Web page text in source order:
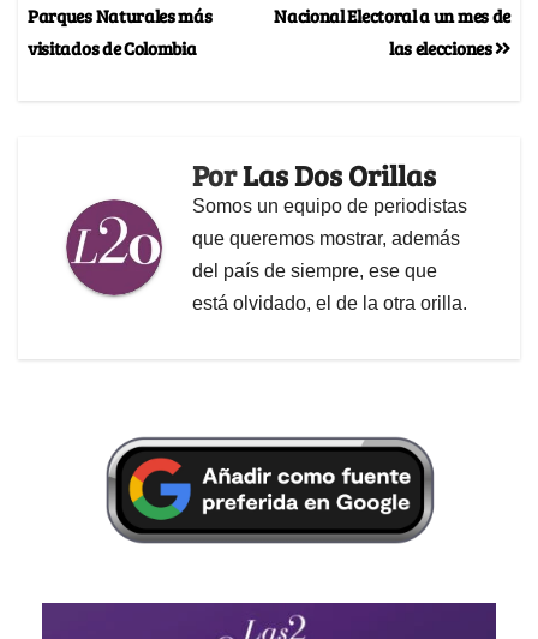
Nacional Electoral a un mes de
las elecciones
Parques Naturales más
visitados de Colombia
PorLas Dos Orillas
Somos un equipo de periodistas
que queremos mostrar, además
del país de siempre, ese que
está olvidado, el de la otra orilla.